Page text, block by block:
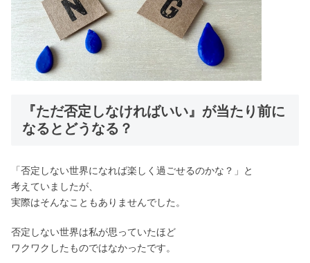
『ただ否定しなければいい』が当たり前に
なるとどうなる？
「否定しない世界になれば楽しく過ごせるのかな？」と
考えていましたが、
実際はそんなこともありませんでした。
否定しない世界は私が思っていたほど
ワクワクしたものではなかったです。